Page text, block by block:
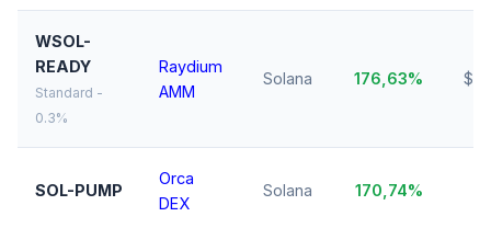
WSOL-
READY
Standard -
0.3%
Raydium
AMM
Solana 176,63%
SOL-PUMP
Orca
DEX
Solana 170,74%